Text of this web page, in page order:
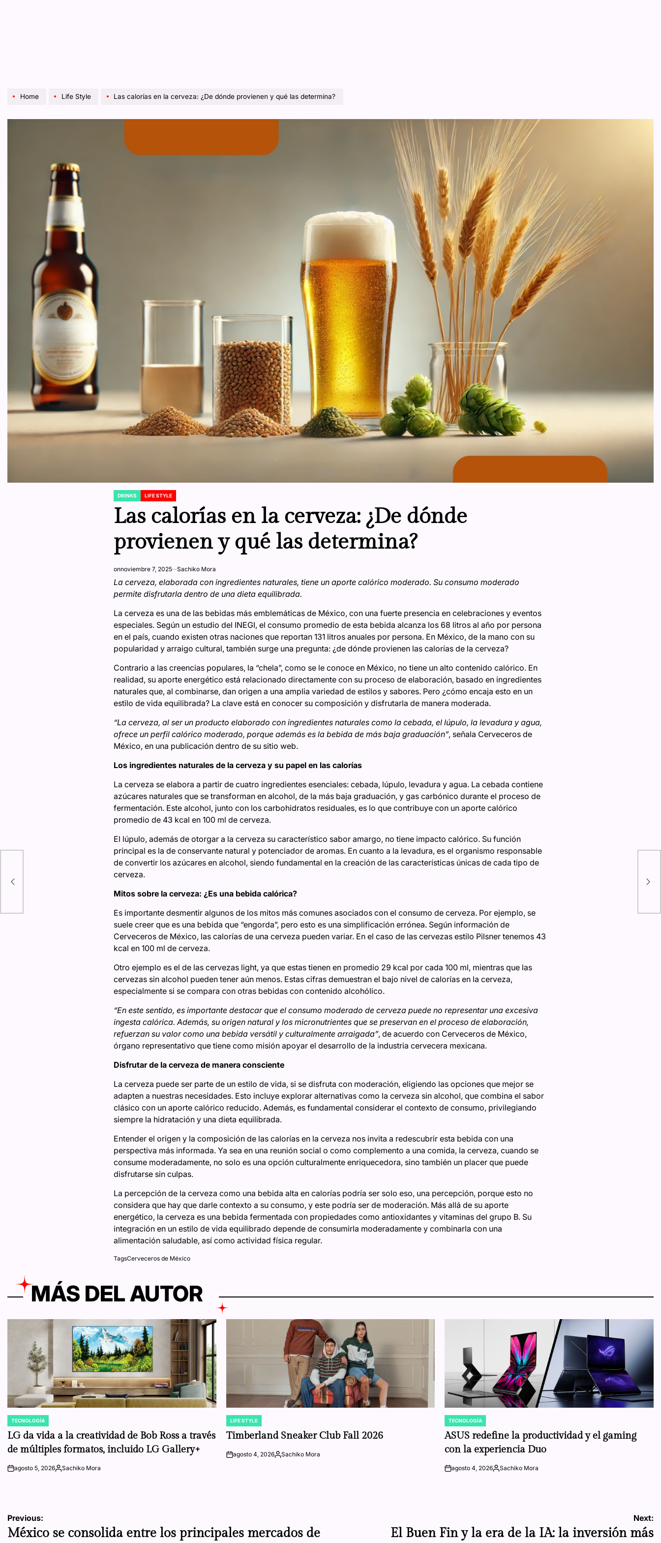
Home Life Style Las calorías en la cerveza: ¿De dónde provienen y qué las determina?
POSTED
DRINKS LIFE STYLE
Las calorías en la cerveza: ¿De dónde
provienen y qué las determina?
onnoviembre 7, 2025 Sachiko Mora
La cerveza, elaborada con ingredientes naturales, tiene un aporte calórico moderado. Su consumo moderado
permite disfrutarla dentro de una dieta equilibrada.
La cerveza es una de las bebidas más emblemáticas de México, con una fuerte presencia en celebraciones y eventos
especiales. Según un estudio del INEGI, el consumo promedio de esta bebida alcanza los 68 litros al año por persona
en el país, cuando existen otras naciones que reportan 131 litros anuales por persona. En México, de la mano con su
popularidad y arraigo cultural, también surge una pregunta: ¿de dónde provienen las calorías de la cerveza?
Contrario a las creencias populares, la “chela”, como se le conoce en México, no tiene un alto contenido calórico. En
realidad, su aporte energético está relacionado directamente con su proceso de elaboración, basado en ingredientes
naturales que, al combinarse, dan origen a una amplia variedad de estilos y sabores. Pero ¿cómo encaja esto en un
estilo de vida equilibrada? La clave está en conocer su composición y disfrutarla de manera moderada.
“La cerveza, al ser un producto elaborado con ingredientes naturales como la cebada, el lúpulo, la levadura y agua,
ofrece un perfil calórico moderado, porque además es la bebida de más baja graduación”, señala Cerveceros de
México, en una publicación dentro de su sitio web.
Los ingredientes naturales de la cerveza y su papel en las calorías
La cerveza se elabora a partir de cuatro ingredientes esenciales: cebada, lúpulo, levadura y agua. La cebada contiene
azúcares naturales que se transforman en alcohol, de la más baja graduación, y gas carbónico durante el proceso de
fermentación. Este alcohol, junto con los carbohidratos residuales, es lo que contribuye con un aporte calórico
promedio de 43 kcal en 100 ml de cerveza.
El lúpulo, además de otorgar a la cerveza su característico sabor amargo, no tiene impacto calórico. Su función
principal es la de conservante natural y potenciador de aromas. En cuanto a la levadura, es el organismo responsable
de convertir los azúcares en alcohol, siendo fundamental en la creación de las características únicas de cada tipo de
cerveza.
Mitos sobre la cerveza: ¿Es una bebida calórica?
Es importante desmentir algunos de los mitos más comunes asociados con el consumo de cerveza. Por ejemplo, se
suele creer que es una bebida que “engorda”, pero esto es una simplificación errónea. Según información de
Cerveceros de México, las calorías de una cerveza pueden variar. En el caso de las cervezas estilo Pilsner tenemos 43
kcal en 100 ml de cerveza.
Otro ejemplo es el de las cervezas light, ya que estas tienen en promedio 29 kcal por cada 100 ml, mientras que las
cervezas sin alcohol pueden tener aún menos. Estas cifras demuestran el bajo nivel de calorías en la cerveza,
especialmente si se compara con otras bebidas con contenido alcohólico.
“En este sentido, es importante destacar que el consumo moderado de cervezapuede no representar una excesiva
ingesta calórica. Además, su origen natural y los micronutrientes que se preservan en el proceso de elaboración,
refuerzan su valor como una bebida versátil y culturalmente arraigada”, de acuerdo con Cerveceros de México,
órgano representativo que tiene como misión apoyar el desarrollo de la industria cervecera mexicana.
Disfrutar de la cerveza de manera consciente
La cerveza puede ser parte de un estilo de vida, si se disfruta con moderación, eligiendo las opciones que mejor se
adapten a nuestras necesidades. Esto incluye explorar alternativas como la cerveza sin alcohol, que combina el sabor
clásico con un aporte calórico reducido. Además, es fundamental considerar el contexto de consumo, privilegiando
siempre la hidratación y una dieta equilibrada.
Entender el origen y la composición de las calorías en la cerveza nos invita a redescubrir esta bebida con una
perspectiva más informada. Ya sea en una reunión social o como complemento a una comida, la cerveza, cuando se
consume moderadamente, no solo es una opción culturalmente enriquecedora, sino también un placer que puede
disfrutarse sin culpas.
La percepción de la cerveza como una bebida alta en calorías podría ser solo eso, una percepción, porque esto no
considera que hay que darle contexto a su consumo, y este podría ser de moderación. Más allá de su aporte
energético, la cerveza es una bebida fermentada con propiedades como antioxidantes y vitaminas del grupo B. Su
integración en un estilo de vida equilibrado depende de consumirla moderadamente y combinarla con una
alimentación saludable, así como actividad física regular.
TagsCerveceros de México
MÁS DEL AUTOR
POSTED
IN
TECNOLOGÍA
LG da vida a la creatividad de Bob Ross a través
de múltiples formatos, incluido LG Gallery+
onagosto 5, 2026Posted
Sachiko Mora
POSTED
IN
LIFE STYLE
Timberland Sneaker Club Fall 2026
onagosto 4, 2026Posted
Sachiko Mora
POSTED
IN
TECNOLOGÍA
ASUS redefine la productividad y el gaming
con la experiencia Duo
onagosto 4, 2026Posted
Sachiko Mora
Navegación
de
Previous:
México se consolida entre los principales mercados de
Next:
El Buen Fin y la era de la IA: la inversión más